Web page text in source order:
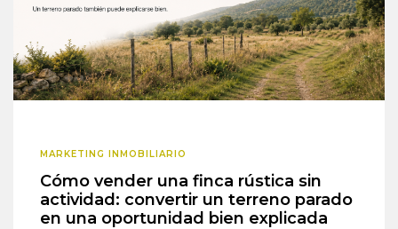
MARKETING INMOBILIARIO
Cómo vender una finca rústica sin
actividad: convertir un terreno parado
en una oportunidad bien explicada